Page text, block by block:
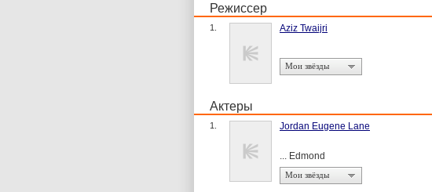
Режиссер
1. Aziz Twaijri
Мои звёзды
Актеры
1. Jordan Eugene Lane
... Edmond
Мои звёзды